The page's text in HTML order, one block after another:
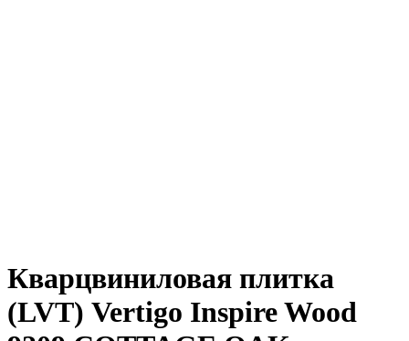
Кварцвиниловая плитка
(LVT) Vertigo Inspire Wood